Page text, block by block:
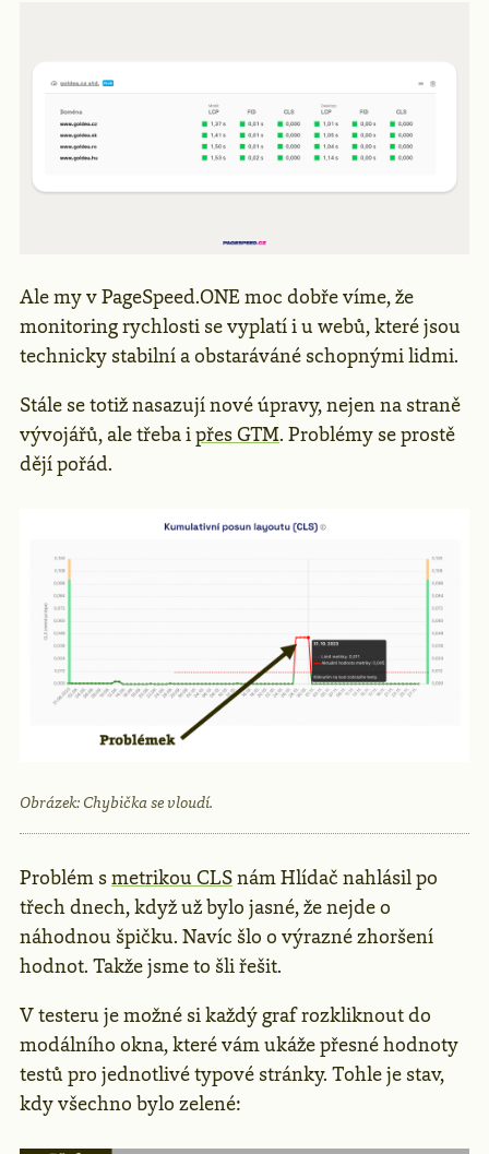
Ale my v PageSpeed.ONE moc dobře víme, že
monitoring rychlosti se vyplatí i u webů, které jsou
technicky stabilní a obstaráváné schopnými lidmi.
Stále se totiž nasazují nové úpravy, nejen na straně
vývojářů, ale třeba ipřes GTM. Problémy se prostě
dějí pořád.
Obrázek: Chybička se vloudí.
Problém smetrikou CLSnám Hlídač nahlásil po
třech dnech, když už bylo jasné, že nejde o
náhodnou špičku. Navíc šlo o výrazné zhoršení
hodnot. Takže jsme to šli řešit.
V testeru je možné si každý graf rozkliknout do
modálního okna, které vám ukáže přesné hodnoty
testů pro jednotlivé typové stránky. Tohle je stav,
kdy všechno bylo zelené: